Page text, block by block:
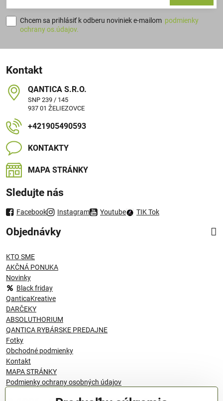
Chcem sa prihlásiť k odberu noviniek e-mailom podmienky
ochrany os.údajov.
Kontakt
QANTICA S​.R​.O​.
SNP 239 / 145
937 01 ŽELIEZOVCE
+421905490593
KONTAKTY
MAPA STRÁNKY
Sledujte nás
Facebook Instagram Youtube TIK Tok
Objednávky
KTO SME
AKČNÁ PONUKA
Novinky
Black friday
QanticaKreative
DARČEKY
ABSOLUTHORIUM
QANTICA RYBÁRSKE PREDAJNE
Fotky
Obchodné podmienky
Kontakt
MAPA STRÁNKY
Podmienky ochrany osobných údajov